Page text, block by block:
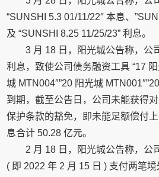
“SUNSHI 5.3 01/11/22″ 本息、
及 “SUNSHI 8.25 11/25/23” 利息。
3 月 18 日，阳光城公告称，公
利息，致使公司债务融资工具 “17
城 MTN004″”20 阳光城
到期，截至公告日，公司未能获得
保护条款的豁免，即未能足额偿付
息合计 50.28 亿元。
2 月 18 日，阳光城公告称，公
( 即 2022 年 2 月 15 日 ) 支付两笔